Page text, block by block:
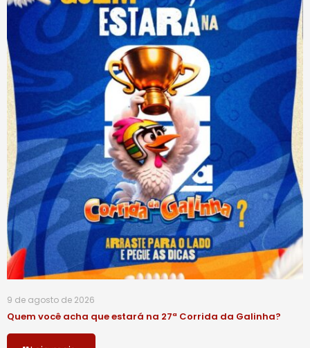
9 de agosto de 2026
Quem você acha que estará na 27ª Corrida da Galinha?